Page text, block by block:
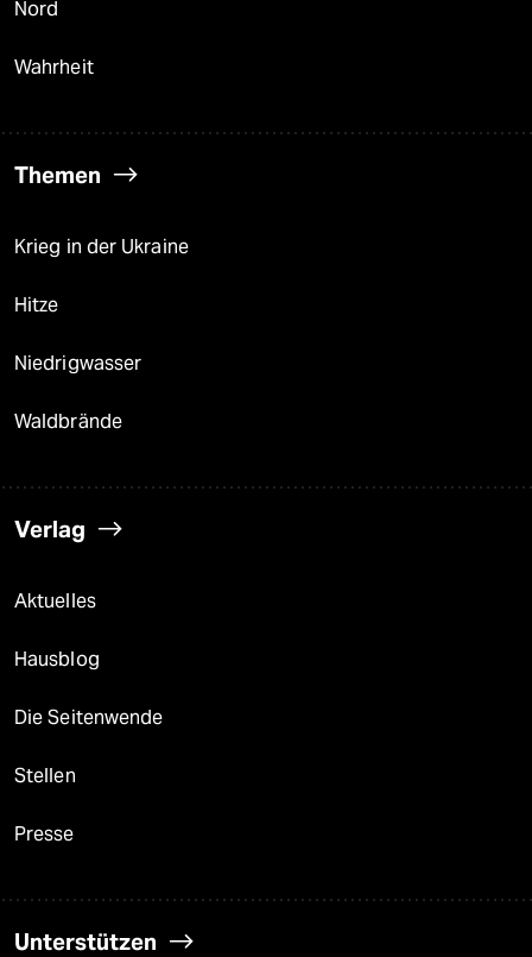
Nord
Wahrheit
Themen
Krieg in der Ukraine
Hitze
Niedrigwasser
Waldbrände
Verlag
Aktuelles
Hausblog
Die Seitenwende
Stellen
Presse
Unterstützen